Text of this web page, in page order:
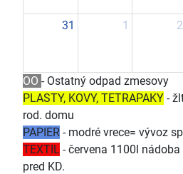
31 1 2
OO - Ostatný odpad zmesovy
PLASTY, KOVY, TETRAPAKY -
rod. domu
PAPIER - modré vrece= vývoz
TEXTIL - červena 1100l
pred KD.